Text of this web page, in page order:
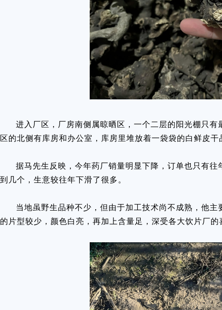
进入厂区，厂房南侧属晾晒区，一个二层的阳光棚只
区的北侧有库房和办公室，库房里堆放着一袋袋的白鲜皮
据马先生反映，今年药厂销量明显下降，订单也只有
到几个，生意较往年下滑了很多。
当地虽野生品种不少，但由于加工技术尚不成熟，他
的片型较少，颜色白亮，再加上含量足，深受各大饮片厂